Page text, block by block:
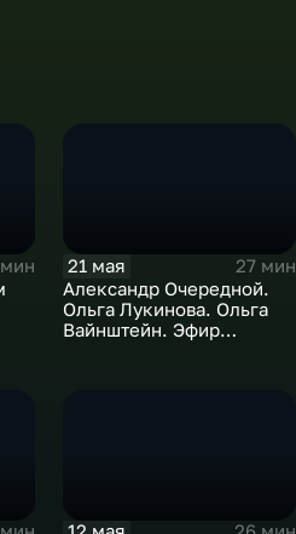
21 мая
27 мин
Александр Очередной.
Ольга Лукинова. Ольга
Вайнштейн. Эфир